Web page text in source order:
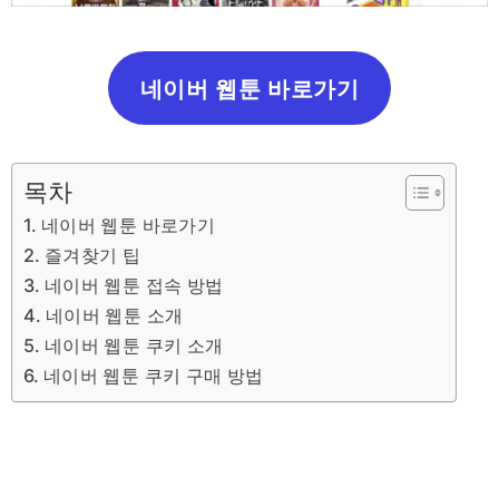
네이버 웹툰 바로가기
목차
네이버 웹툰 바로가기
즐겨찾기 팁
네이버 웹툰 접속 방법
네이버 웹툰 소개
네이버 웹툰 쿠키 소개
네이버 웹툰 쿠키 구매 방법